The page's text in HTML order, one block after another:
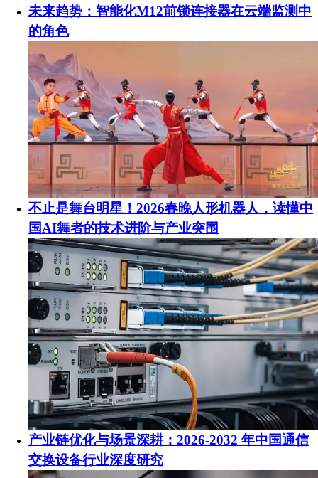
未来趋势：智能化M12前锁连接器在云端监测中
的角色
不止是舞台明星！2026春晚人形机器人，读懂中
国AI舞者的技术进阶与产业突围
产业链优化与场景深耕：2026-2032 年中国通信
交换设备行业深度研究